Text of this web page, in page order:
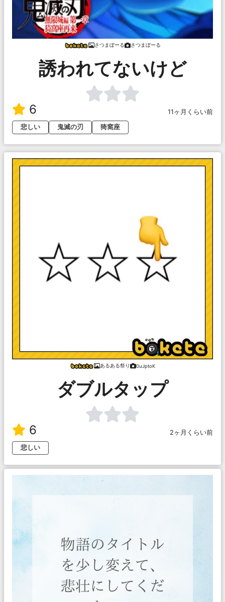
さつまぼーる さつまぼーる
誘われてないけど
6
11ヶ月くらい前
悲しい
鬼滅の刃 猗窩座
あるある祭り 0uJptoK
ダブルタップ
6
2ヶ月くらい前
悲しい